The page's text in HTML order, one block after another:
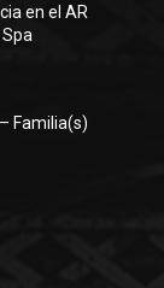
en el AR
Familia(s)